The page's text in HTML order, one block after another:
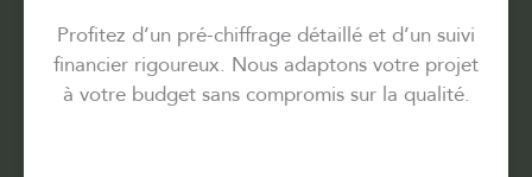
Profitez d’un pré-chiffrage détaillé et d’un suivi
financier rigoureux. Nous adaptons votre projet
à votre budget sans compromis sur la qualité.